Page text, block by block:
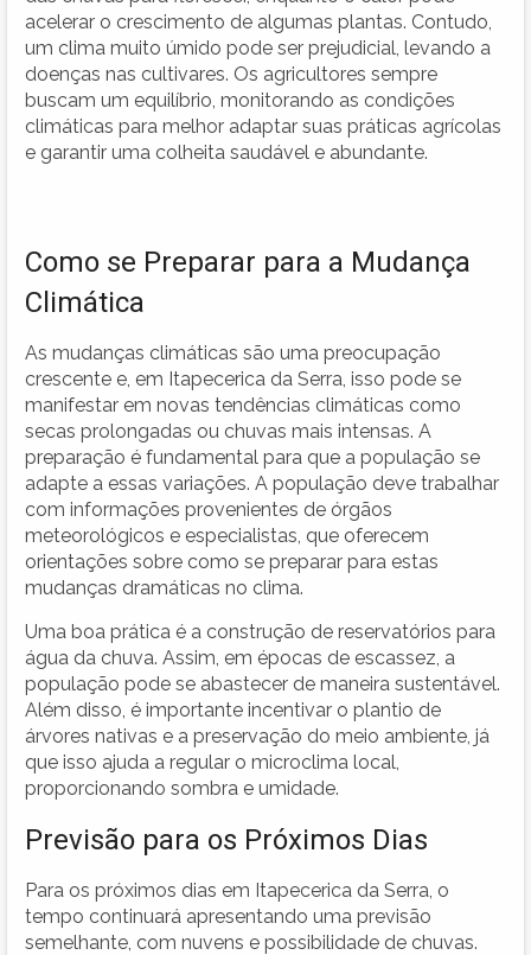
acelerar o crescimento de algumas plantas. Contudo,
um clima muito úmido pode ser prejudicial, levando a
doenças nas cultivares. Os agricultores sempre
buscam um equilíbrio, monitorando as condições
climáticas para melhor adaptar suas práticas agrícolas
e garantir uma colheita saudável e abundante.
Como se Preparar para a Mudança
Climática
As mudanças climáticas são uma preocupação
crescente e, em Itapecerica da Serra, isso pode se
manifestar em novas tendências climáticas como
secas prolongadas ou chuvas mais intensas. A
preparação é fundamental para que a população se
adapte a essas variações. A população deve trabalhar
com informações provenientes de órgãos
meteorológicos e especialistas, que oferecem
orientações sobre como se preparar para estas
mudanças dramáticas no clima.
Uma boa prática é a construção de reservatórios para
água da chuva. Assim, em épocas de escassez, a
população pode se abastecer de maneira sustentável.
Além disso, é importante incentivar o plantio de
árvores nativas e a preservação do meio ambiente, já
que isso ajuda a regular o microclima local,
proporcionando sombra e umidade.
Previsão para os Próximos Dias
Para os próximos dias em Itapecerica da Serra, o
tempo continuará apresentando uma previsão
semelhante, com nuvens e possibilidade de chuvas.